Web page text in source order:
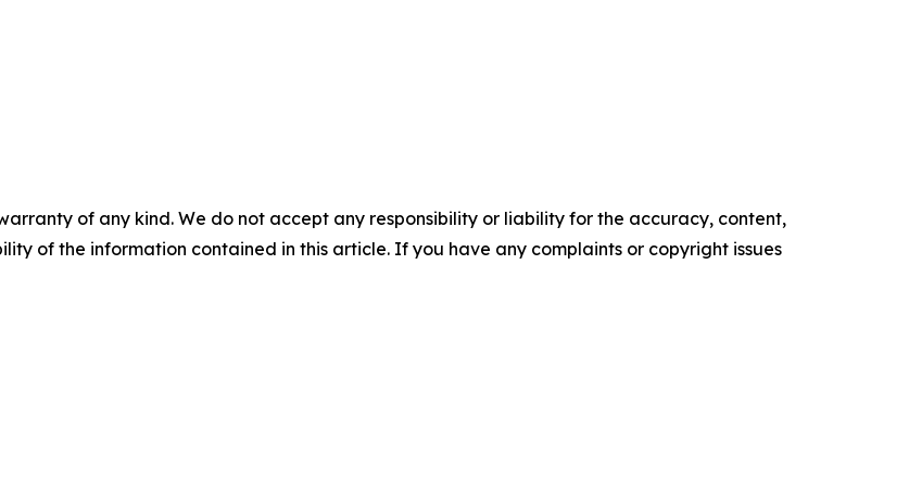
of any kind. We do not accept any responsibility or liability for the accuracy, content,
of the information contained in this article. If you have any complaints or copyright issues